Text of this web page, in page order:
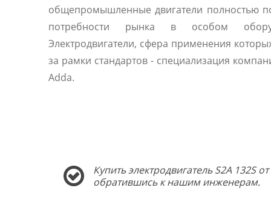
общепромышленные двигатели полностью
потребности рынка в особом
Электродвигатели, сфера применения
за рамки стандартов - специализация
Adda.
Купить электродвигатель S2A
обратившись к нашим инженерам.